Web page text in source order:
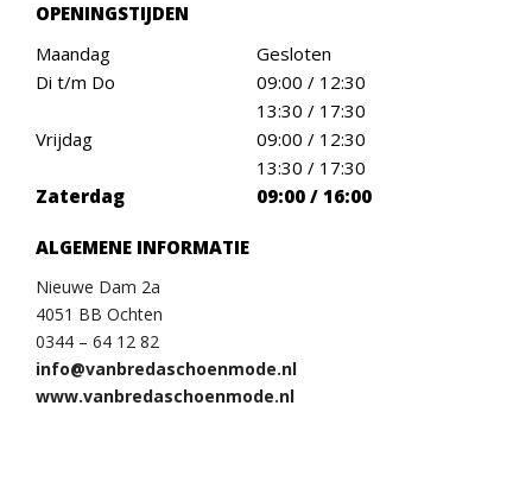
OPENINGSTIJDEN
Maandag
Gesloten
Di t/m Do
09:00 / 12:30
13:30 / 17:30
Vrijdag
09:00 / 12:30
13:30 / 17:30
Zaterdag
09:00 / 16:00
ALGEMENE INFORMATIE
Nieuwe Dam 2a
4051 BB Ochten
0344 – 64 12 82
info@vanbredaschoenmode.nl
www.vanbredaschoenmode.nl